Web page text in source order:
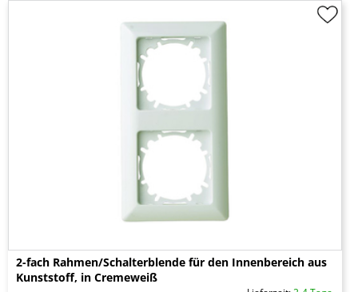
2-fach Rahmen/Schalterblende für den Innenbereich aus
Kunststoff, in Cremeweiß